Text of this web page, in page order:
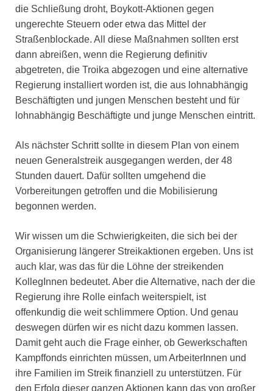
die Schließung droht, Boykott-Aktionen gegen
ungerechte Steuern oder etwa das Mittel der
Straßenblockade. All diese Maßnahmen sollten erst
dann abreißen, wenn die Regierung definitiv
abgetreten, die Troika abgezogen und eine alternative
Regierung installiert worden ist, die aus lohnabhängig
Beschäftigten und jungen Menschen besteht und für
lohnabhängig Beschäftigte und junge Menschen eintritt.
Als nächster Schritt sollte in diesem Plan von einem
neuen Generalstreik ausgegangen werden, der 48
Stunden dauert. Dafür sollten umgehend die
Vorbereitungen getroffen und die Mobilisierung
begonnen werden.
Wir wissen um die Schwierigkeiten, die sich bei der
Organisierung längerer Streikaktionen ergeben. Uns ist
auch klar, was das für die Löhne der streikenden
KollegInnen bedeutet. Aber die Alternative, nach der die
Regierung ihre Rolle einfach weiterspielt, ist
offenkundig die weit schlimmere Option. Und genau
deswegen dürfen wir es nicht dazu kommen lassen.
Damit geht auch die Frage einher, ob Gewerkschaften
Kampffonds einrichten müssen, um ArbeiterInnen und
ihre Familien im Streik finanziell zu unterstützen. Für
den Erfolg dieser ganzen Aktionen kann das von großer